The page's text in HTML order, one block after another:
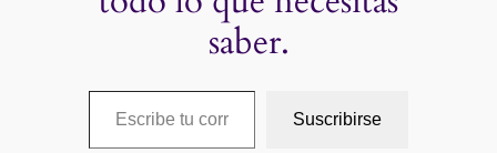
saber.
Escribe tu correo electrónico…
Suscribirse